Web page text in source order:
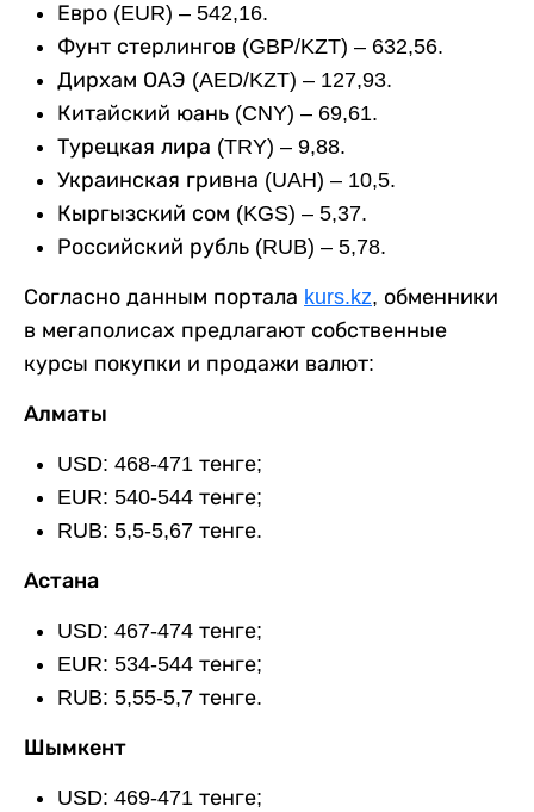
Евро (EUR) – 542,16.
Фунт стерлингов (GBP/KZT) – 632,56.
Дирхам ОАЭ (AED/KZT) – 127,93.
Китайский юань (CNY) – 69,61.
Турецкая лира (TRY) – 9,88.
Украинская гривна (UAH) – 10,5.
Кыргызский сом (KGS) – 5,37.
Российский рубль (RUB) – 5,78.
Согласно данным портала kurs.kz, обменники
в мегаполисах предлагают собственные
курсы покупки и продажи валют:
Алматы
USD: 468-471 тенге;
EUR: 540-544 тенге;
RUB: 5,5-5,67 тенге.
Астана
USD: 467-474 тенге;
EUR: 534-544 тенге;
RUB: 5,55-5,7 тенге.
Шымкент
USD: 469-471 тенге;